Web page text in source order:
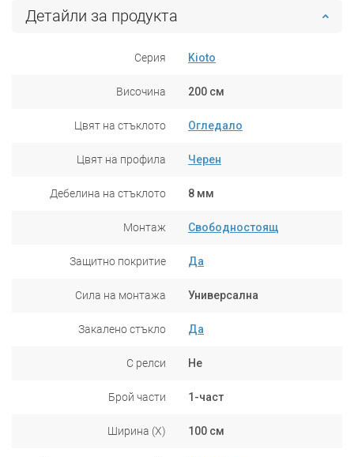
Детайли за продукта
Серия Kioto
Височина 200 см
Цвят на стъклото Огледало
Цвят на профила Черен
Дебелина на стъклото 8 мм
Монтаж Свободностоящ
Защитно покритие Да
Сила на монтажа Универсална
Закалено стъкло Да
С релси Не
Брой части 1-част
Ширина (X) 100 см